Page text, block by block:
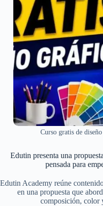
Curso gratis de
Edutin presenta una
pensada para
Edutin Academy reúne
en una propuesta que
composición, color